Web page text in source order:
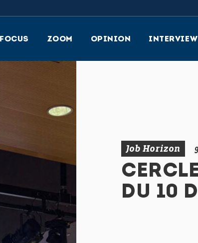
FOCUS ZOOM OPINION INTERVIEW
Job Horizon
DU 10